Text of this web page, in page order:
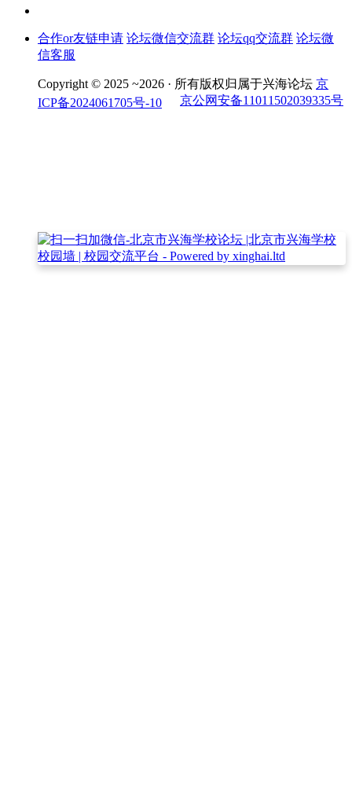
合作or友链申请 论坛微信交流群 论坛qq交流群 论坛微
信客服
Copyright © 2025 ~2026 · 所有版权归属于兴海论坛 京
ICP备2024061705号-10
京公网安备11011502039335号